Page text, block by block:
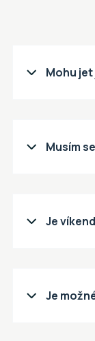
 Mohu
 Musím
 Je
 Je